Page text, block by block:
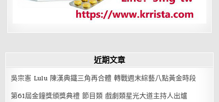
近期文章
吳宗憲 Lulu 陳漢典鐵三角再合體 轉戰週末綜藝八點黃金時段
第61屆金鐘獎頒獎典禮 節目類 戲劇類星光大道主持人出爐